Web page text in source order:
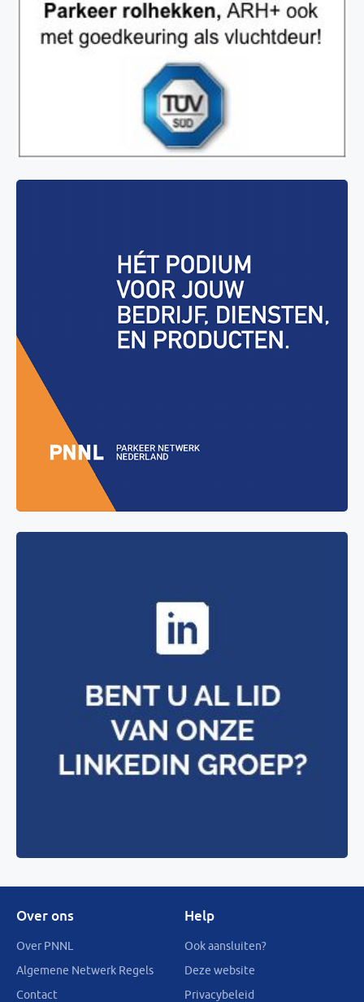
Over ons
Over PNNL
Algemene Netwerk Regels
Contact
Help
Ook aansluiten?
Deze website
Privacybeleid